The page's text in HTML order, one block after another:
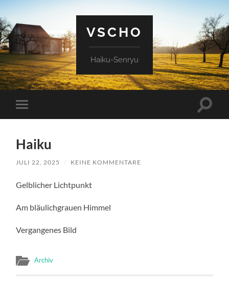
VSCHO
Haiku-Senryu
Mobile-
Menü
Haiku
JULI 22, 2025 / KEINE KOMMENTARE
Gelblicher Lichtpunkt
Am bläulichgrauen Himmel
Vergangenes Bild
Archiv